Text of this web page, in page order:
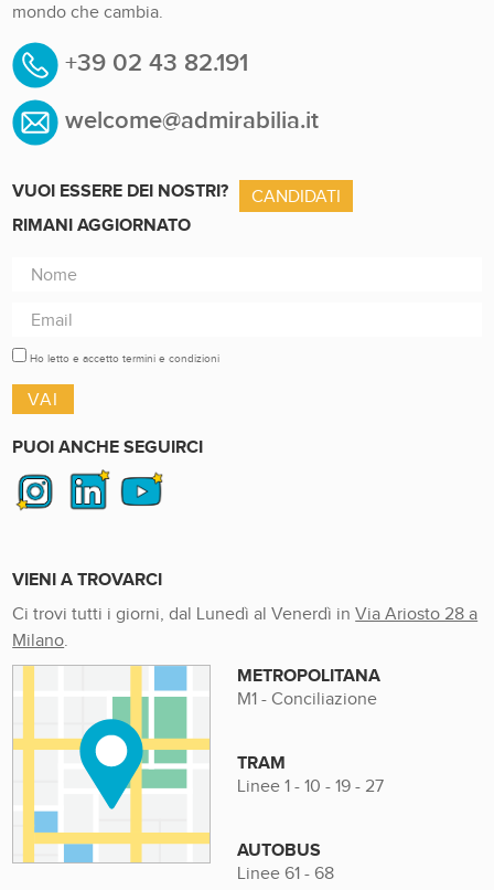
mondo che cambia.
+39 02 43 82.191
welcome@admirabilia.it
VUOI ESSERE DEI NOSTRI?
CANDIDATI
RIMANI AGGIORNATO
Ho letto e accetto termini e condizioni
PUOI ANCHE SEGUIRCI
VIENI A TROVARCI
Ci trovi tutti i giorni, dal Lunedì al Venerdì inVia Ariosto 28 a
Milano
METROPOLITANA
M1 - Conciliazione
TRAM
Linee 1 - 10 - 19 - 27
AUTOBUS
Linee 61 - 68